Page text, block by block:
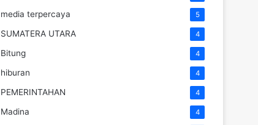
media terpercaya 5
SUMATERA UTARA 4
Bitung 4
hiburan 4
PEMERINTAHAN 4
Madina 4